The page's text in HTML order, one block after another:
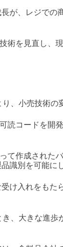
が、レジでの
術を見直し、
、小売技術の
読コードを開
て作成された
識別を可能に
け入れをもた
、大きな進